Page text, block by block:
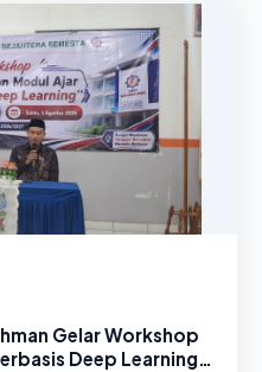
Gelar Workshop
Deep Learning